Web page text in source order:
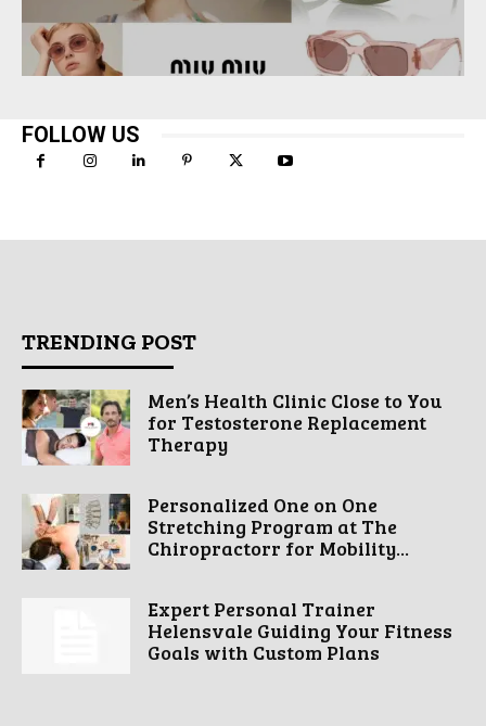
FOLLOW US
TRENDING POST
Men’s Health Clinic Close to You
for Testosterone Replacement
Therapy
Personalized One on One
Stretching Program at The
Chiropractorr for Mobility...
Expert Personal Trainer
Helensvale Guiding Your Fitness
Goals with Custom Plans